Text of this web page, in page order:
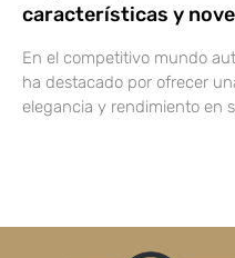
características y
En el competitivo mundo
ha destacado por ofrecer
elegancia y rendimiento en